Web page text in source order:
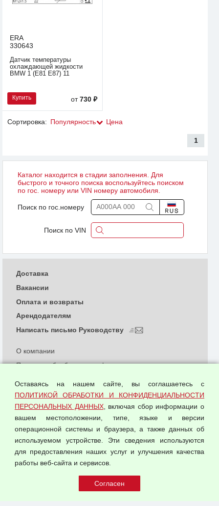
ERA
330643
Датчик температуры
охлаждающей жидкости
BMW 1 (E81 E87) 11
Купить от730 ₽
Сортировка: Популярность Цена
1
Каталог находится в стадии заполнения. Для
быстрого и точного поиска воспользуйтесь поиском
по гос. номеру или VIN номеру автомобиля.
Поиск по гос.номеру
Поиск по VIN
© 2026 ООО "Феникс"
О компании
Политика обработки и конфиденциальности
Согласием на обработку персональных данных
Оферта оптовой купли-продажи
Публичная оферта
Доставка
Вакансии
Оплата и возвраты
Арендодателям
Написать письмо Руководству
Оставаясь на нашем сайте, вы соглашаетесь с
ПОЛИТИКОЙ ОБРАБОТКИ И КОНФИДЕНЦИАЛЬНОСТИ
ПЕРСОНАЛЬНЫХ ДАННЫХ, включая сбор информации о
вашем местоположении, типе, языке и версии
операционной системы и браузера, а также данных об
используемом устройстве. Эти сведения используются
для предоставления наших услуг и улучшения качества
работы веб-сайта и сервисов.